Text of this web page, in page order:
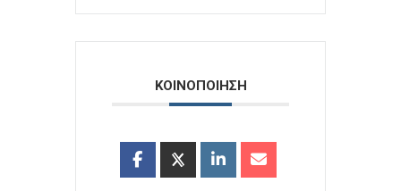
ΚΟΙΝΟΠΟΙΗΣΗ